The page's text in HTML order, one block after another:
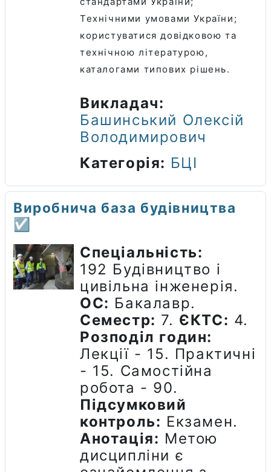
Технічними умовами України;
користуватися довідковою та
технічною літературою,
каталогами типових рішень.
Викладач:
Башинський Олексій
Володимирович
Категорія: БЦІ
Виробнича база будівництва
☑️
Спеціальність:
192 Будівництво і
цивільна інженерія.
ОС: Бакалавр.
Семестр: 7. ЄКТС: 4.
Розподіл годин:
Лекції - 15. Практичні
- 15. Самостійна
робота - 90.
Підсумковий
контроль: Екзамен.
Анотація: Метою
дисципліни є